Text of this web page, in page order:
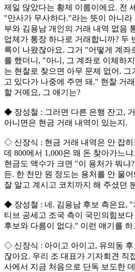
제일 많았다는 황제 이름이에요. 전
"만사가 무사하다."라는 뜻이 아니라
부와 김용남 개인의 거래 내역 없음
업체가 통장 하나로 거래합니까? 두
록이 나왔잖아요. 그거 "어떻게 계좌
를 했더니, "아니, 그 계좌로 이체하
는 현찰로 찾으면 아무 문제 없어. 그
고 있다가 나중에 주면 돼." 현찰 거
할 거예요, 그 얘기는?
◆ 장성철 : 그러면 다른 은행 잔고,
아니면은 현금 거래 내역이 있는지.
◇ 신장식 : 현금 거래 내역은 안 잡히
데 800에서 1,000은 왜 돈 찾아가느
현금도 액수가 크면 "이 용처가 뭐냐
든. 한 천만 원 정도는 용처를 안 물
잘 알고 계시고 코치까지 해 주셨던
◆ 장성철 : 네. 김용남 후보 측은요, "
티브 공세고 조국 측이 국민의힘보
후보와 다름이 없다." 이런 얘기를 하
◇ 신장식 : 아이고 아이고, 유의동
잖아요. 우리 조 대표가 기자회견 직
사에서 지금 처음으로 단독 보도한